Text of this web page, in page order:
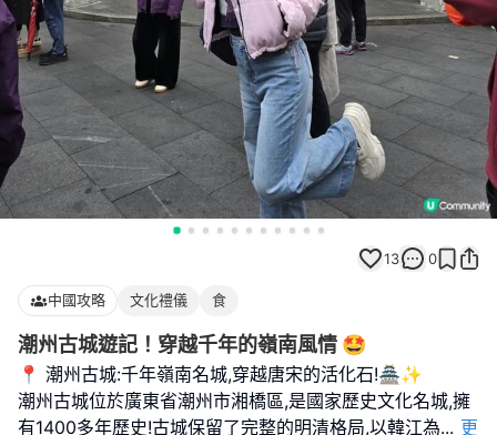
13 0
中國攻略 文化禮儀 食
潮州古城遊記！穿越千年的嶺南風情 🤩
📍 潮州古城:千年嶺南名城,穿越唐宋的活化石!🏯✨
潮州古城位於廣東省潮州市湘橋區,是國家歷史文化名城,擁
有1400多年歷史!古城保留了完整的明清格局,以韓江為... 更